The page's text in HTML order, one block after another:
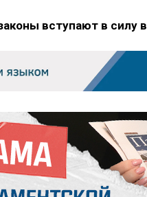
вступают в силу в